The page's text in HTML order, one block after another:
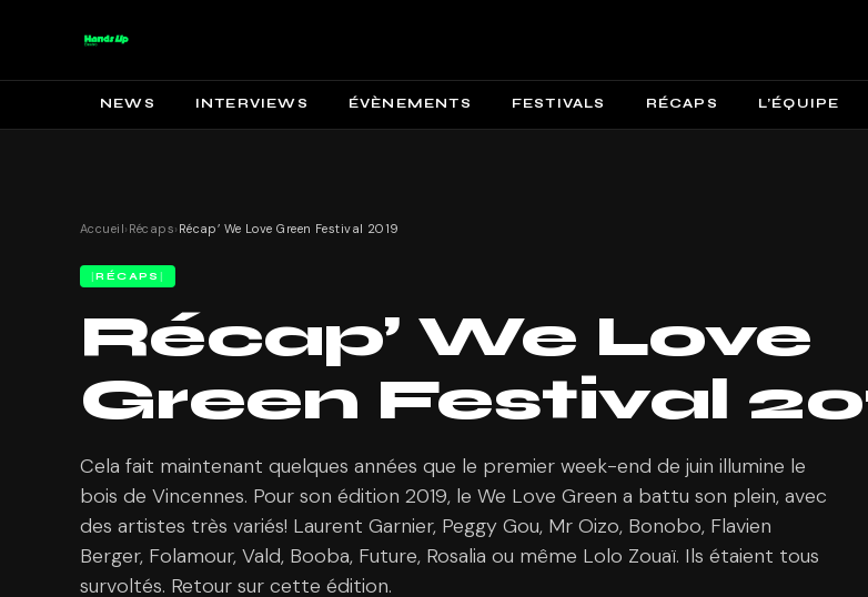
NEWS INTERVIEWS ÉVÈNEMENTS FESTIVALS RÉCAPS L’ÉQUIPE
Accueil› Récaps› Récap’ We Love Green Festival 2019
RÉCAPS
Récap’ We Love
Green Festival
Cela fait maintenant quelques années que le premier week-end de juin illumine le
bois de Vincennes. Pour son édition 2019, le We Love Green a battu son plein, avec
des artistes très variés! Laurent Garnier, Peggy Gou, Mr Oizo, Bonobo, Flavien
Berger, Folamour, Vald, Booba, Future, Rosalia ou même Lolo Zouaï. Ils étaient tous
survoltés. Retour sur cette édition.